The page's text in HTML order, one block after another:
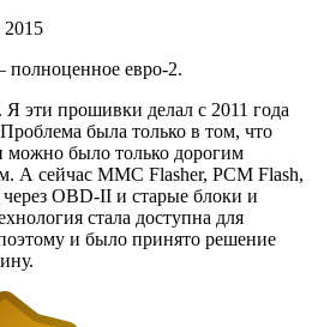
2015
евро-2.
эти прошивки делал с 2011 года
была только в том, что
можно было только дорогим
А сейчас MMC Flasher, PCM Flash,
OBD-II и старые блоки и
стала доступна для
и было принято решение